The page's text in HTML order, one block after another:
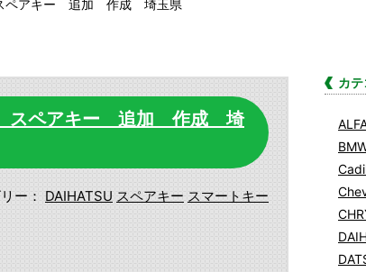
アキー 追加 作成 埼玉県
ペアキー 追加 作成 埼
ー： DAIHATSU スペアキー スマートキー
カ